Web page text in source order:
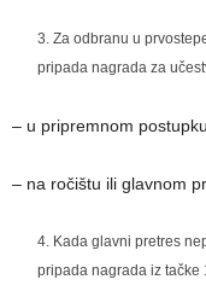
Za odbranu u
pripada nagrada za
– u pripremnom
– na ročištu ili glavnom
Kada glavni pretres
pripada nagrada iz tačke